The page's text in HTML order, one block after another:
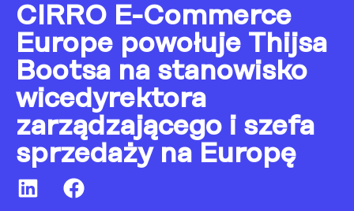
CIRRO E-Commerce
Europe powołuje Thijsa
Bootsa na stanowisko
wicedyrektora
zarządzającego i szefa
sprzedaży na Europę